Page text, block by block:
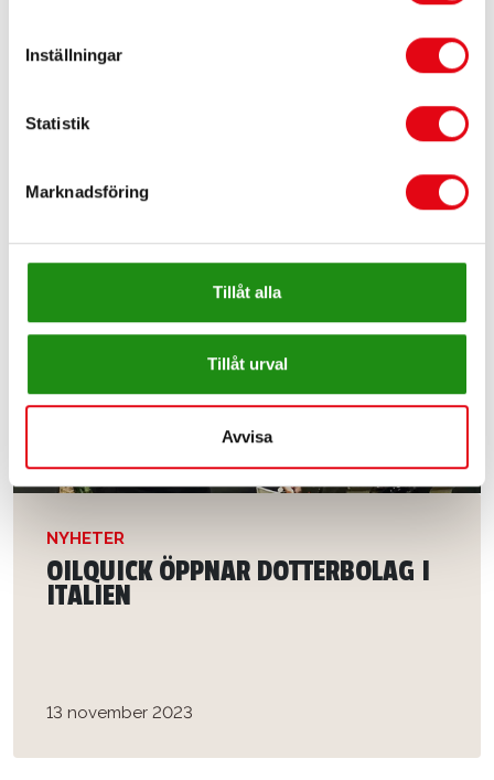
Inställningar
Statistik
Marknadsföring
Tillåt alla
Tillåt urval
Avvisa
NYHETER
OILQUICK ÖPPNAR DOTTERBOLAG I
ITALIEN
13 november 2023